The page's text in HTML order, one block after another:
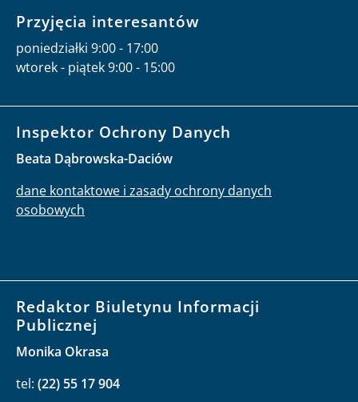
Przyjęcia interesantów
poniedziałki 9:00 - 17:00
wtorek - piątek 9:00 - 15:00
Inspektor Ochrony Danych
Beata Dąbrowska-Daciów
dane kontaktowe i zasady ochrony danych
osobowych
Redaktor Biuletynu Informacji
Publicznej
Monika Okrasa
tel: (22) 55 17 904